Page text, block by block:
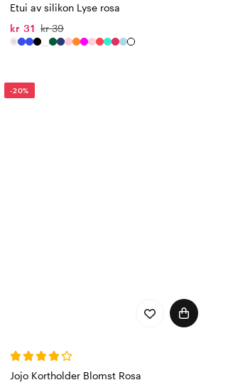
Etui av silikon Lyse rosa
kr 31 kr 39
-20%
Jojo Kortholder Blomst Rosa